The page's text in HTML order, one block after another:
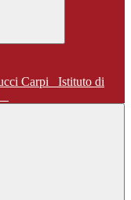
Istituto di